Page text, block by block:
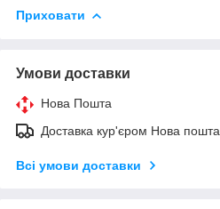
Приховати
Умови доставки
Нова Пошта
Доставка кур'єром Нова пошта
Всі умови доставки